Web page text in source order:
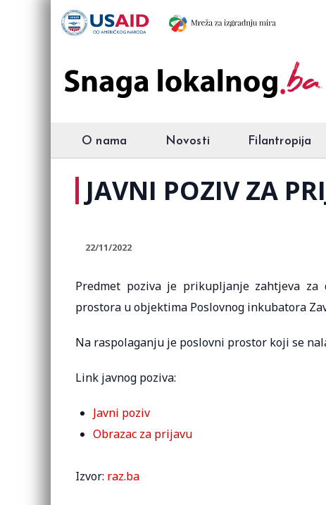
O nama Novosti Filantropija
JAVNI POZIV ZA
22/11/2022
Predmet poziva je prikupljanje zahtjeva
prostora u objektima Poslovnog inkubatora
Na raspolaganju je poslovni prostor koji se
Link javnog poziva:
Javni poziv
Obrazac za prijavu
Izvor: raz.ba